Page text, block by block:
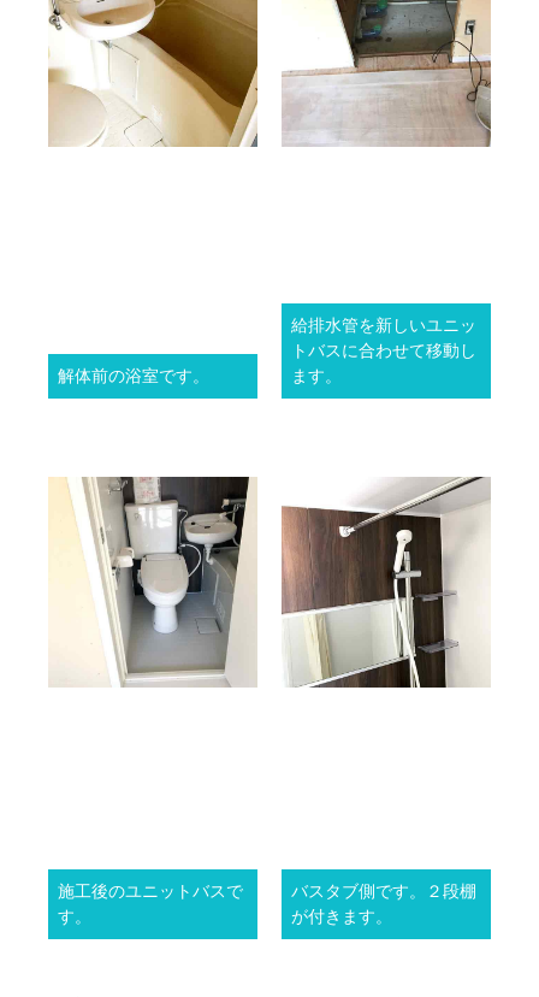
解体前の浴室です。
給排水管を新しいユニッ
トバスに合わせて移動し
ます。
施工後のユニットバスで
す。
バスタブ側です。２段棚
が付きます。